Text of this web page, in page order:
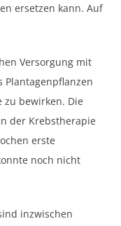
ersetzen kann. Auf
Versorgung mit
Plantagenpflanzen
bewirken. Die
der Krebstherapie
erste
noch nicht
inzwischen